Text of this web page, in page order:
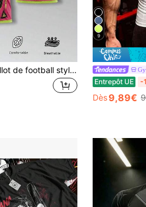
KOVSEE Maillot de football style PNL pour hommes - Chemise à manches courtes avec imprimé graphique rose & vert néon, top de fan de football mode de rue, match de sport 90 minutes
9
Entrepôt UE -
Dès9,89€